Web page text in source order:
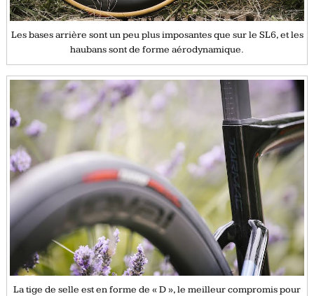
Les bases arrière sont un peu plus imposantes que sur le SL6, et les
haubans sont de forme aérodynamique.
La tige de selle est en forme de « D », le meilleur compromis pour